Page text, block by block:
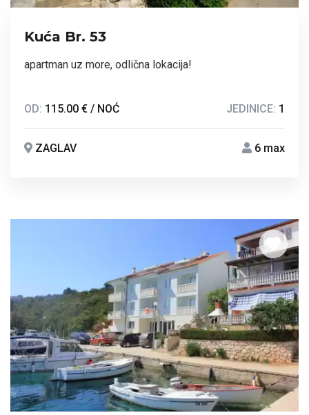
Kuća Br. 53
apartman uz more, odlična lokacija!
OD: 115.00 € / NOĆ JEDINICE: 1
ZAGLAV 6 max